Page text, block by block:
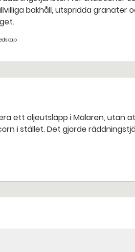
bakhåll, utspridda granater